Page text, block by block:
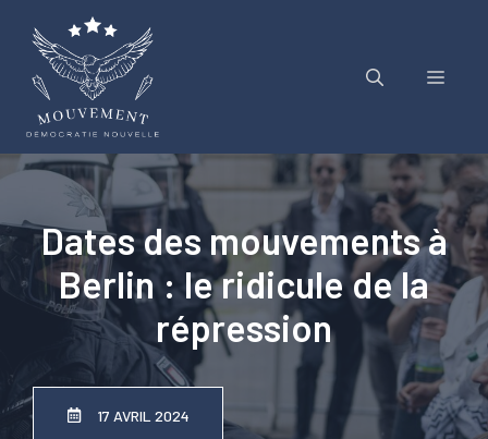
contenu
Menu
Dates des mouvements à
Berlin : le ridicule de la
répression
17 AVRIL 2024